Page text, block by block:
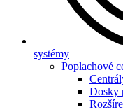
systémy
Poplachové
Dosky